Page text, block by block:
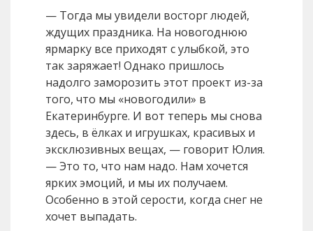
— Тогда мы увидели восторг людей,
ждущих праздника. На новогоднюю
ярмарку все приходят с улыбкой, это
так заряжает! Однако пришлось
надолго заморозить этот проект из-за
того, что мы «новогодили» в
Екатеринбурге. И вот теперь мы снова
здесь, в ёлках и игрушках, красивых и
эксклюзивных вещах, — говорит Юлия.
— Это то, что нам надо. Нам хочется
ярких эмоций, и мы их получаем.
Особенно в этой серости, когда снег не
хочет выпадать.